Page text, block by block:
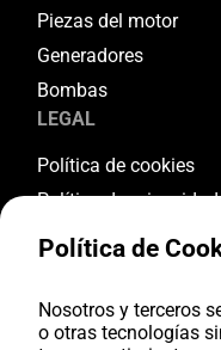
Piezas del motor
Generadores
Bombas
LEGAL
Política de cookies
Política de privacidad
Términos y
Condiciones de
SÍGUENOS
Política de
Nosotros y terceros
o otras tecnologías